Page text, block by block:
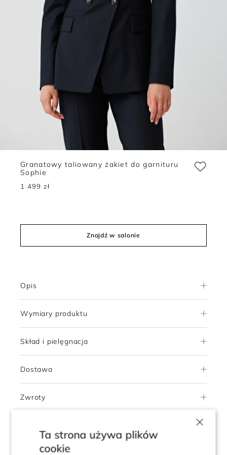
Granatowy taliowany żakiet do garnituru
Sophie
1 499 zł
Znajdź w salonie
Opis
Wymiary produktu
Skład i pielęgnacja
Dostawa
Zwroty
5.0
×
Ta strona używa plików
cookie